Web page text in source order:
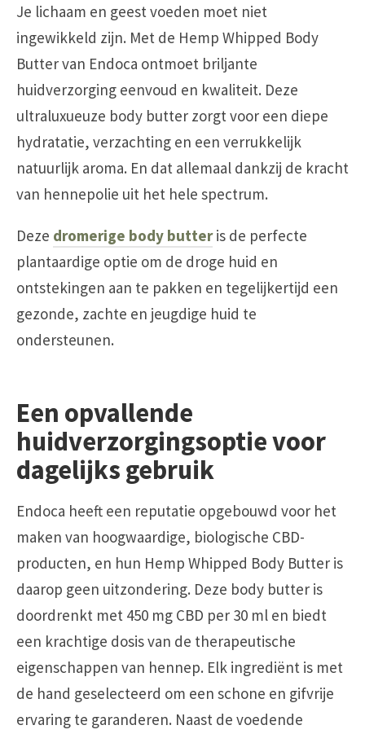
Je lichaam en geest voeden moet niet
ingewikkeld zijn. Met de Hemp Whipped Body
Butter van Endoca ontmoet briljante
huidverzorging eenvoud en kwaliteit. Deze
ultraluxueuze body butter zorgt voor een diepe
hydratatie, verzachting en een verrukkelijk
natuurlijk aroma. En dat allemaal dankzij de kracht
van hennepolie uit het hele spectrum.
Deze dromerige body butteris de perfecte
plantaardige optie om de droge huid en
ontstekingen aan te pakken en tegelijkertijd een
gezonde, zachte en jeugdige huid te
ondersteunen.
Een opvallende
huidverzorgingsoptie voor
dagelijks gebruik
Endoca heeft een reputatie opgebouwd voor het
maken van hoogwaardige, biologische CBD-
producten, en hun Hemp Whipped Body Butter is
daarop geen uitzondering. Deze body butter is
doordrenkt met 450 mg CBD per 30 ml en biedt
een krachtige dosis van de therapeutische
eigenschappen van hennep. Elk ingrediënt is met
de hand geselecteerd om een schone en gifvrije
ervaring te garanderen. Naast de voedende